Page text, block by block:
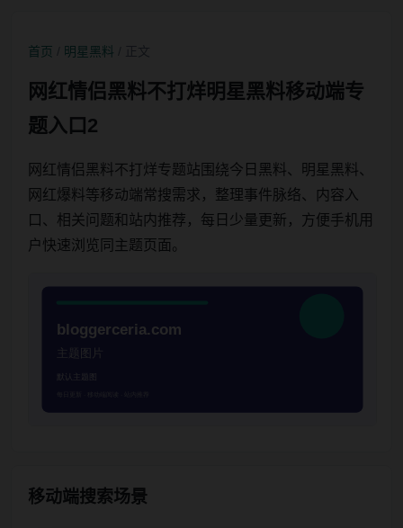
首页 明星黑料
网红情侣黑料不打烊明星黑料移动端专
题入口2
网红情侣黑料不打烊专题站围绕今日黑料、明星黑料、
网红爆料等移动端常搜需求，整理事件脉络、内容入
口、相关问题和站内推荐，每日少量更新，方便手机用
户快速浏览同主题页面。
移动端搜索场景